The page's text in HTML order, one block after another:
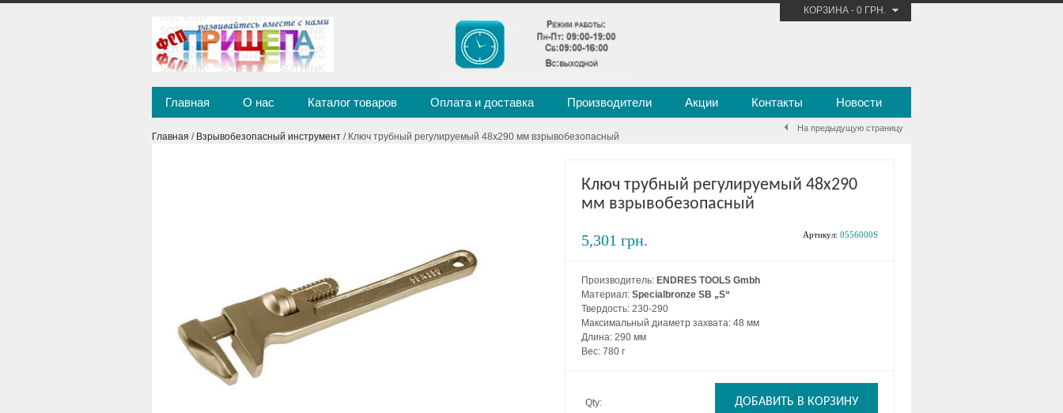
КОРЗИНА - 0 ГРН.
Главная О нас Каталог товаров Оплата и доставка Производители Акции Контакты Новости
Главная / Взрывобезопасный инструмент / Ключ трубный регулируемый 48х290 мм взрывобезопасный
На предыдущую страницу
Ключ трубный регулируемый 48х290
мм взрывобезопасный
5,301 грн. Артикул: 0556000S
Производитель: ENDRES TOOLS Gmbh
Материал: Specialbronze SB „S“
Твердость: 230-290
Максимальный диаметр захвата: 48 мм
Длина: 290 мм
Вес: 780 г
Qty: ДОБАВИТЬ В КОРЗИНУ